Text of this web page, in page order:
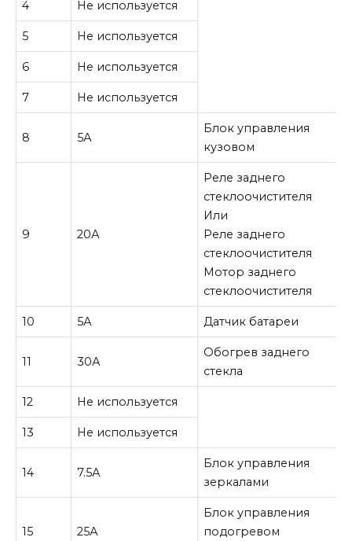
4 Не используется
5 Не используется
6 Не используется
7 Не используется
8 5А
Блок управления
кузовом
9 20А
Реле заднего
стеклоочистителя
Или
Реле заднего
стеклоочистителя
Мотор заднего
стеклоочистителя
10 5А Датчик батареи
11 30А
Обогрев заднего
стекла
12 Не используется
13 Не используется
14 7.5А
Блок управления
зеркалами
15 25А
Блок управления
подогревом